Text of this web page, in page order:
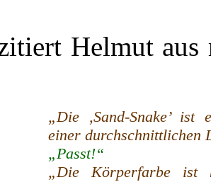
Helmut
„Die ‚Sand-Snake’ ist
einer durchschnittlichen
„Passt!“
„Die Körperfarbe ist